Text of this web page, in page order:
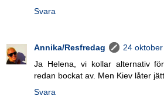
Svara
Annika/Resfredag
24
Ja Helena, vi kollar alternativ
redan bockat av. Men Kiev låter
Svara